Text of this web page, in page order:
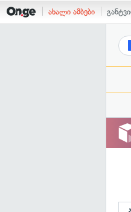
ახალი ამბები